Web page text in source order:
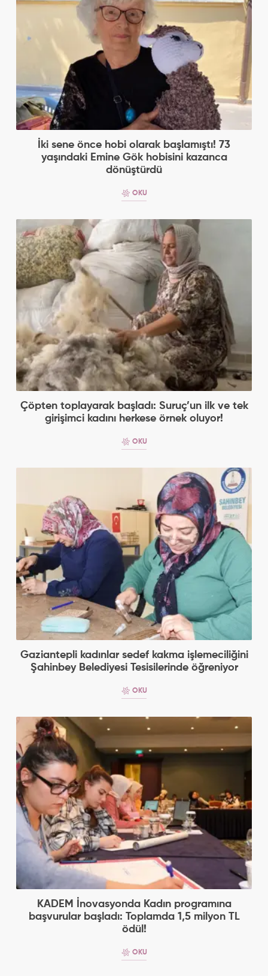
İki sene önce hobi olarak başlamıştı! 73
yaşındaki Emine Gök hobisini kazanca
dönüştürdü
OKU
Çöpten toplayarak başladı: Suruç’un ilk ve tek
girişimci kadını herkese örnek oluyor!
OKU
Gaziantepli kadınlar sedef kakma işlemeciliğini
Şahinbey Belediyesi Tesisilerinde öğreniyor
OKU
KADEM İnovasyonda Kadın programına
başvurular başladı: Toplamda 1,5 milyon TL
ödül!
OKU